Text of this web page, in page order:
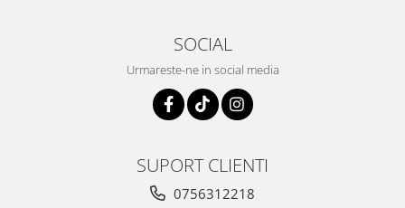
SOCIAL
Urmareste-ne in social media
SUPORT CLIENTI
0756312218